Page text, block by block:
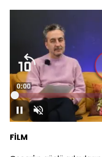
DuraklatSesi
Aç
Süre
0:00
Yüklendi:
0.75%
FİLM